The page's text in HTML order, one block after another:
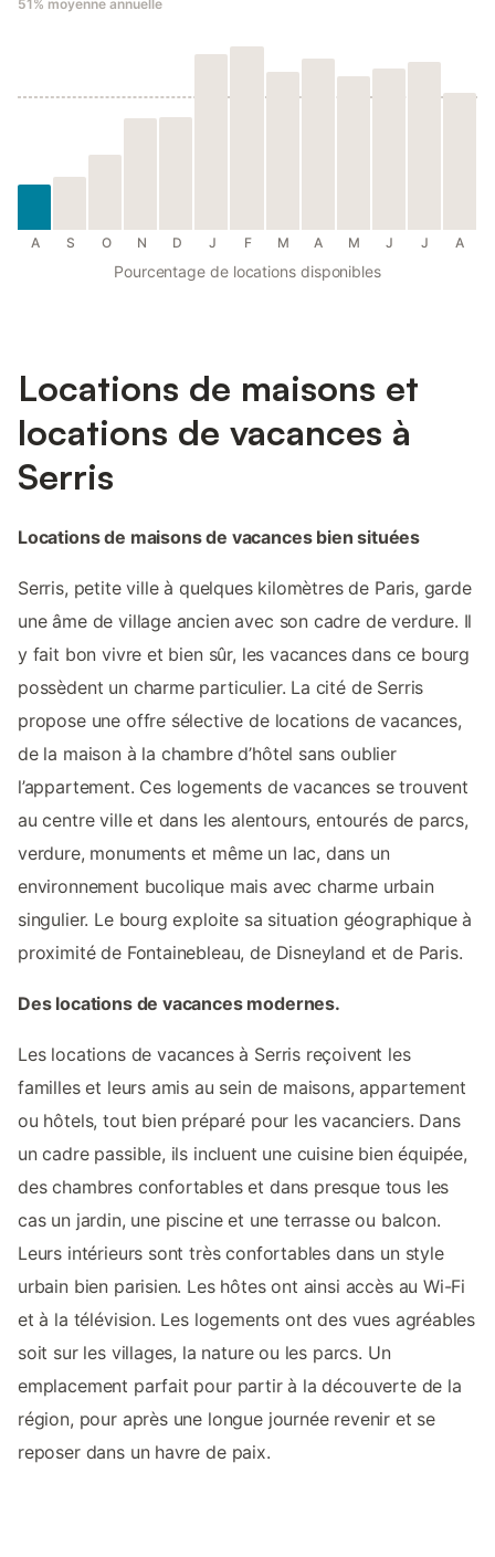
51% moyenne annuelle
A S O N D J F M A M J J A
Pourcentage de locations disponibles
Locations de maisons et
locations de vacances à
Serris
Locations de maisons de vacances bien situées
Serris, petite ville à quelques kilomètres de Paris, garde
une âme de village ancien avec son cadre de verdure. Il
y fait bon vivre et bien sûr, les vacances dans ce bourg
possèdent un charme particulier. La cité de Serris
propose une offre sélective de locations de vacances,
de la maison à la chambre d’hôtel sans oublier
l’appartement. Ces logements de vacances se trouvent
au centre ville et dans les alentours, entourés de parcs,
verdure, monuments et même un lac, dans un
environnement bucolique mais avec charme urbain
singulier. Le bourg exploite sa situation géographique à
proximité de Fontainebleau, de Disneyland et de Paris.
Des locations de vacances modernes.
Les locations de vacances à Serris reçoivent les
familles et leurs amis au sein de maisons, appartement
ou hôtels, tout bien préparé pour les vacanciers. Dans
un cadre passible, ils incluent une cuisine bien équipée,
des chambres confortables et dans presque tous les
cas un jardin, une piscine et une terrasse ou balcon.
Leurs intérieurs sont très confortables dans un style
urbain bien parisien. Les hôtes ont ainsi accès au Wi-Fi
et à la télévision. Les logements ont des vues agréables
soit sur les villages, la nature ou les parcs. Un
emplacement parfait pour partir à la découverte de la
région, pour après une longue journée revenir et se
reposer dans un havre de paix.